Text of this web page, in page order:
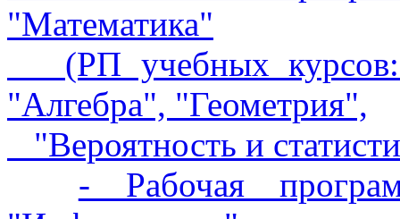
"Математика"
(РП учебных курсов:
"Алгебра", "Геометрия",
"Вероятность и
- Рабочая